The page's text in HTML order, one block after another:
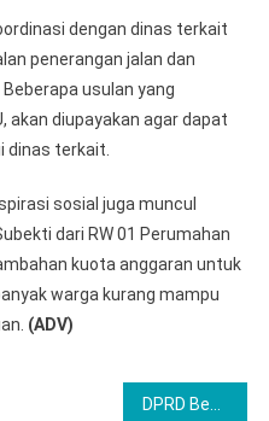
dengan dinas terkait
penerangan jalan dan
usulan yang
akan diupayakan agar dapat
dinas terkait.
sosial juga muncul
dari RW 01 Perumahan
kuota anggaran untuk
warga kurang mampu
(ADV)